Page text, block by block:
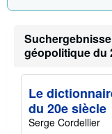
géopolitique du
Le
du 20e siècle
Serge Cordellier